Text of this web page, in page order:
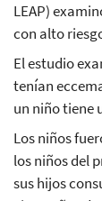
LEAP)
con alto
El estudio
tenían
un niño tiene
Los niños
los niños del
sus hijos